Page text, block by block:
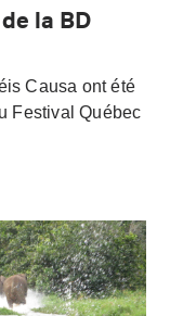
la BD
Causa ont été
Festival Québec